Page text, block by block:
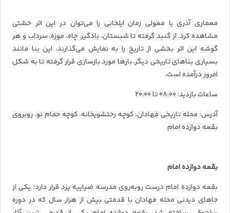
معماری آذری یا مغولی زمان ایلخانی را می‌توان در این اثر خشتی
مشاهده کرد. از گنبد گرفته تا شبستان، بادگیر، چاه، موزه، سرداب و هر
گوشه این اثر بخشی از تاریخ را به نمایش می‌گذارند. این بنا مانند
بسیاری بناهای تاریخی دیگر، بارها مورد بازسازی قرار گرفته تا به شکل
امروز درآمده است.
ساعات بازدید: ۰۸:۰۰ تا ۲۰:۰۰
آدرس: محله تاریخی فهادان، کوچه رختشویخانه، کوچه حمام نو، روبروی
بقعه دوازده امام
بقعه دوازده امام
بقعه دوازده امام درست روبه‌روی مدرسه ضیاییه یزد قرار دارد؛ یکی از
جاهای دیدنی محله فهادان با قدمتی بیش از هزار سال که در دوره